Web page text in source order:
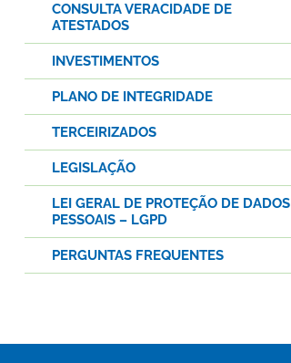
CONSULTA VERACIDADE DE
ATESTADOS
INVESTIMENTOS
PLANO DE INTEGRIDADE
TERCEIRIZADOS
LEGISLAÇÃO
LEI GERAL DE PROTEÇÃO DE DADOS
PESSOAIS – LGPD
PERGUNTAS FREQUENTES